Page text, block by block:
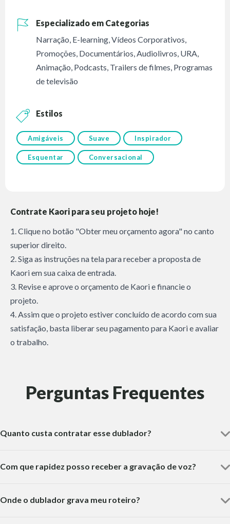
Especializado em Categorias
Narração, E-learning,Vídeos Corporativos,
Promoções, Documentários,Audiolivros, URA,
Animação, Podcasts, Trailers de filmes, Programas
de televisão
Estilos
Amigáveis Suave Inspirador
Esquentar Conversacional
Contrate Kaori para seu projeto hoje!
1. Clique no botão "Obter meu orçamento agora" no canto
superior direito.
2. Siga as instruções na tela para receber a proposta de
Kaori em sua caixa de entrada.
3. Revise e aprove o orçamento de Kaori e financie o
projeto.
4. Assim que o projeto estiver concluído de acordo com sua
satisfação, basta liberar seu pagamento para Kaori e avaliar
o trabalho.
Perguntas Frequentes
Quanto custa contratar esse dublador?
Com que rapidez posso receber a gravação de voz?
Onde o dublador grava meu roteiro?